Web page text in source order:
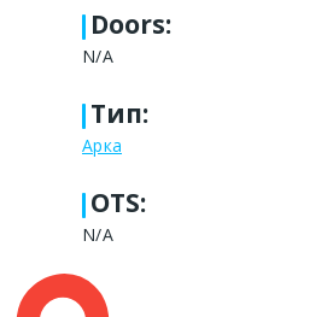
Doors:
N/A
Тип:
Арка
OTS:
N/A